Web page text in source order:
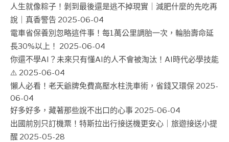
人生就像粽子！剝到最後還是逃不掉現實｜減肥什麼的先吃再
說｜真香警告 2025-06-04
電車省保養別忽略這件事！每1萬公里調胎一次，輪胎壽命延
長30%以上！ 2025-06-04
你還不學AI？未來只有懂AI的人不會被淘汰！AI時代必學技能
⚠️ 2025-06-04
懶人必看！老天爺牌免費高壓水柱洗車術，省錢又環保 2025-
06-04
好多好多，藏著那些說不出口的心事 2025-06-04
出國前別只訂機票！特斯拉出行接送機更安心｜旅遊接送小提
醒 2025-05-28